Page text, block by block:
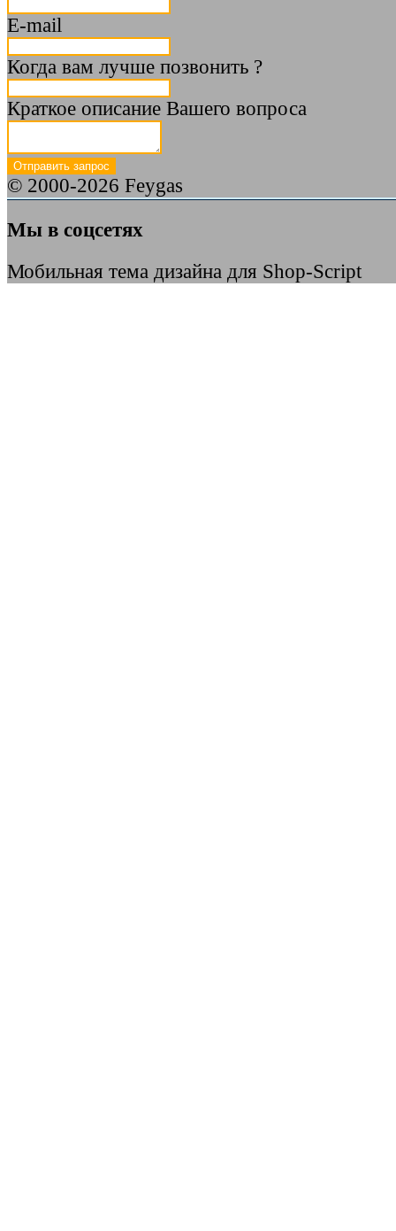
E-mail
Когда вам лучше позвонить ?
Краткое описание Вашего вопроса
© 2000-2026 Feygas
Мы в соцсетях
Мобильная тема дизайна для Shop-Script